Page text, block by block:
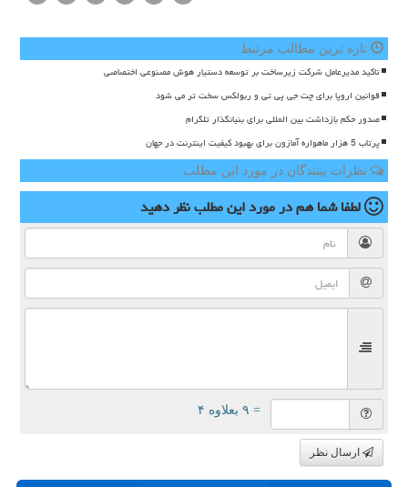
تازه ترین مطالب مرتبط
تاکید مدیرعامل شرکت زیرساخت بر توسعه دستیار هوش مصنوعی اختصاصی
قوانین اروپا برای چت جی پی تی و ربولکس سخت تر می شود
صدور حکم بازداشت بین المللی برای بنیانگذار تلگرام
پرتاب 5 هزار ماهواره آمازون برای بهبود کیفیت اینترنت در جهان
نظرات بینندگان در مورد این مطلب
لطفا شما همدر مورد این مطلبنظر دهید
= ۹ بعلاوه ۴
ارسال نظر